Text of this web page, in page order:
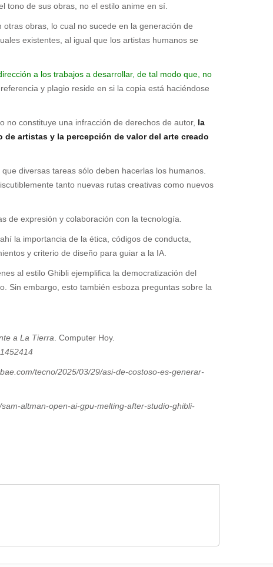
tono de sus obras, no el estilo anime en sí.
obras, lo cual no sucede en la generación de
existentes, al igual que los artistas humanos se
a los trabajos a desarrollar, de tal modo que, no
y plagio reside en si la copia está haciéndose
constituye una infracción de derechos de autor, la
artistas y la percepción de valor del arte creado
diversas tareas sólo deben hacerlas los humanos.
tanto nuevas rutas creativas como nuevos
de expresión y colaboración con la tecnología.
la importancia de la ética, códigos de conducta,
y criterio de diseño para guiar a la IA.
al estilo Ghibli ejemplifica la democratización del
Sin embargo, esto también esboza preguntas sobre la
a La Tierra . Computer Hoy.
tecno/2025/03/29/asi-de-costoso-es-generar-
altman-open-ai-gpu-melting-after-studio-ghibli-